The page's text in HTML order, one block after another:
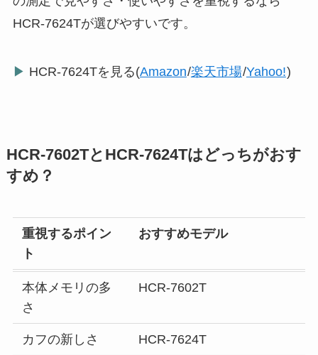
HCR-7624Tが選びやすいです。
▶ HCR-7624Tを見る(Amazon/楽天市場/Yahoo!)
HCR-7602TとHCR-7624Tはどっちがおす
すめ？
重視するポイン
ト
おすすめモデル
本体メモリの多
さ
HCR-7602T
カフの新しさ HCR-7624T